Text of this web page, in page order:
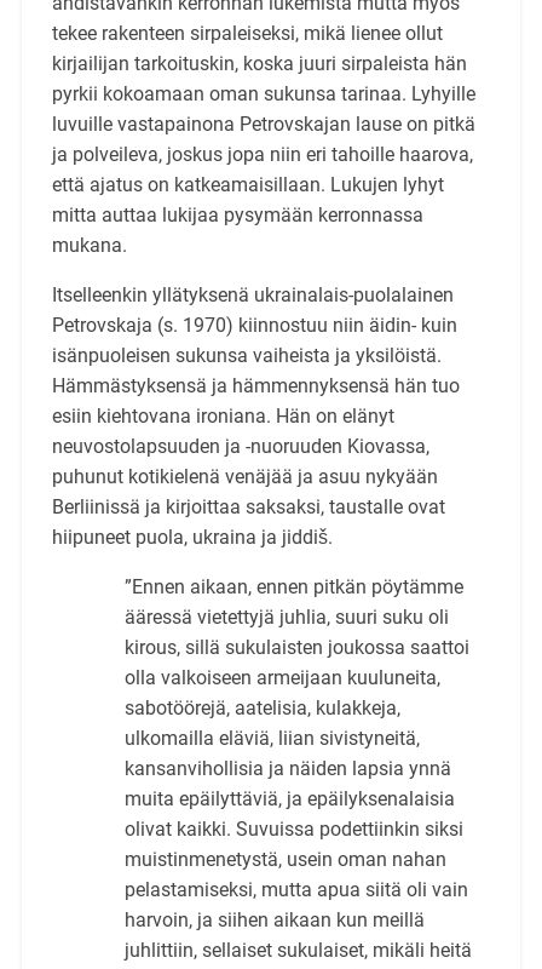
tekee rakenteen sirpaleiseksi, mikä lienee ollut
kirjailijan tarkoituskin, koska juuri sirpaleista hän
pyrkii kokoamaan oman sukunsa tarinaa. Lyhyille
luvuille vastapainona Petrovskajan lause on pitkä
ja polveileva, joskus jopa niin eri tahoille haarova,
että ajatus on katkeamaisillaan. Lukujen lyhyt
mitta auttaa lukijaa pysymään kerronnassa
mukana.
Itselleenkin yllätyksenä ukrainalais-puolalainen
Petrovskaja (s. 1970) kiinnostuu niin äidin- kuin
isänpuoleisen sukunsa vaiheista ja yksilöistä.
Hämmästyksensä ja hämmennyksensä hän tuo
esiin kiehtovana ironiana. Hän on elänyt
neuvostolapsuuden ja -nuoruuden Kiovassa,
puhunut kotikielenä venäjää ja asuu nykyään
Berliinissä ja kirjoittaa saksaksi, taustalle ovat
hiipuneet puola, ukraina ja jiddiš.
”Ennen aikaan, ennen pitkän pöytämme
ääressä vietettyjä juhlia, suuri suku oli
kirous, sillä sukulaisten joukossa saattoi
olla valkoiseen armeijaan kuuluneita,
sabotöörejä, aatelisia, kulakkeja,
ulkomailla eläviä, liian sivistyneitä,
kansanvihollisia ja näiden lapsia ynnä
muita epäilyttäviä, ja epäilyksenalaisia
olivat kaikki. Suvuissa podettiinkin siksi
muistinmenetystä, usein oman nahan
pelastamiseksi, mutta apua siitä oli vain
harvoin, ja siihen aikaan kun meillä
juhlittiin, sellaiset sukulaiset, mikäli heitä